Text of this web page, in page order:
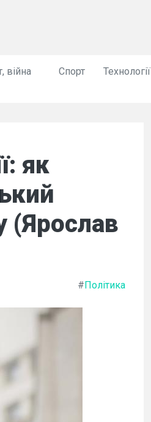
війна
Спорт Технології
як
(Ярослав
#Політика